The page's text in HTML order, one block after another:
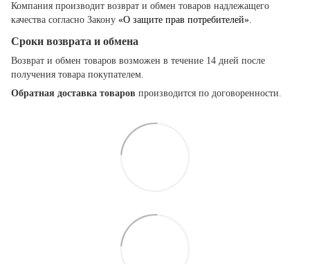
Компания производит возврат и обмен товаров надлежащего
качества согласно Закону «О защите прав потребителей».
Сроки возврата и обмена
Возврат и обмен товаров возможен в течение 14 дней после
получения товара покупателем.
Обратная доставка товаров производится по договоренности.